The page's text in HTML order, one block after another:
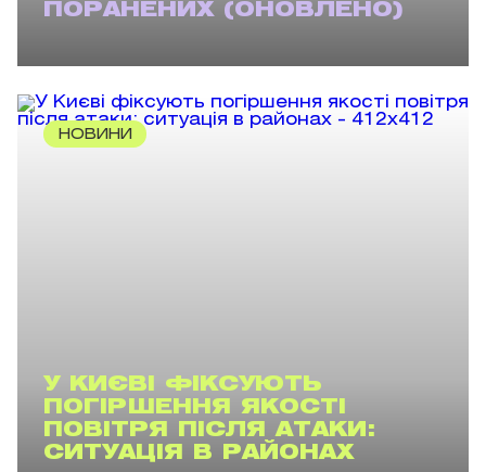
ПОРАНЕНИХ (ОНОВЛЕНО)
НОВИНИ
У КИЄВІ ФІКСУЮТЬ
ПОГІРШЕННЯ ЯКОСТІ
ПОВІТРЯ ПІСЛЯ АТАКИ:
СИТУАЦІЯ В РАЙОНАХ